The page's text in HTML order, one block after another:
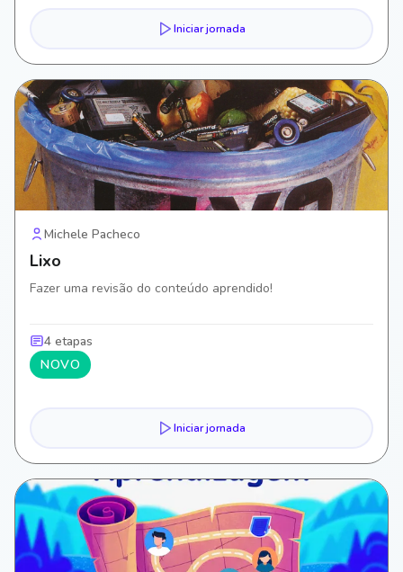
Iniciar jornada
Michele Pacheco
Lixo
Fazer uma revisão do conteúdo aprendido!
4 etapas
NOVO
Iniciar jornada